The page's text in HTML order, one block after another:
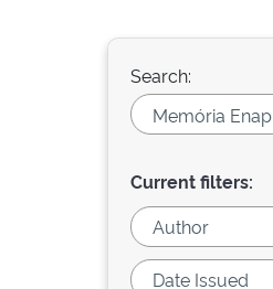
Search:
Current filters: